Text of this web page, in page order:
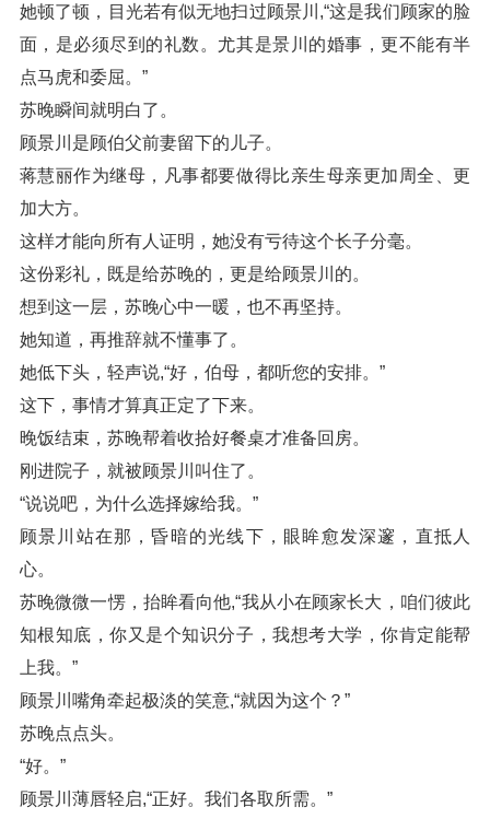
她顿了顿，目光若有似无地扫过顾景川,“这是我们顾家的脸
面，是必须尽到的礼数。尤其是景川的婚事，更不能有半
点马虎和委屈。”
苏晚瞬间就明白了。
顾景川是顾伯父前妻留下的儿子。
蒋慧丽作为继母，凡事都要做得比亲生母亲更加周全、更
加大方。
这样才能向所有人证明，她没有亏待这个长子分毫。
这份彩礼，既是给苏晚的，更是给顾景川的。
想到这一层，苏晚心中一暖，也不再坚持。
她知道，再推辞就不懂事了。
她低下头，轻声说,“好，伯母，都听您的安排。”
这下，事情才算真正定了下来。
晚饭结束，苏晚帮着收拾好餐桌才准备回房。
刚进院子，就被顾景川叫住了。
“说说吧，为什么选择嫁给我。”
顾景川站在那，昏暗的光线下，眼眸愈发深邃，直抵人
心。
苏晚微微一愣，抬眸看向他,“我从小在顾家长大，咱们彼此
知根知底，你又是个知识分子，我想考大学，你肯定能帮
上我。”
顾景川嘴角牵起极淡的笑意,“就因为这个？”
苏晚点点头。
“好。”
顾景川薄唇轻启,“正好。我们各取所需。”